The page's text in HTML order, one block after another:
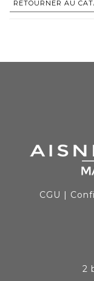
RETOURNER AU
CGU |
2